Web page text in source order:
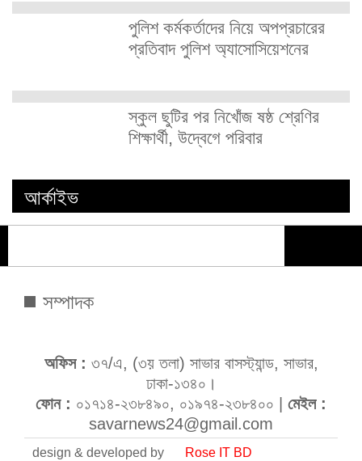
পুলিশ কর্মকর্তাদের নিয়ে অপপ্রচারের
প্রতিবাদ পুলিশ অ্যাসোসিয়েশনের
স্কুল ছুটির পর নিখোঁজ ষষ্ঠ শ্রেণির
শিক্ষার্থী, উদ্বেগে পরিবার
আর্কাইভ
সম্পাদক
অফিস : ৩৭/এ, (৩য় তলা) সাভার বাসস্ট্যান্ড, সাভার,
ঢাকা-১৩৪০।
ফোন : ০১৭১৪-২৩৮৪৯০, ০১৯৭৪-২৩৮৪০০ | মেইল :
savarnews24@gmail.com
design & developed by Rose IT BD